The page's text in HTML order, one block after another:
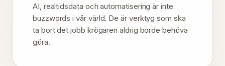
AI, realtidsdata och automatisering är inte
buzzwords i vår värld. De är verktyg som ska
ta bort det jobb krögaren aldrig borde behöva
göra.